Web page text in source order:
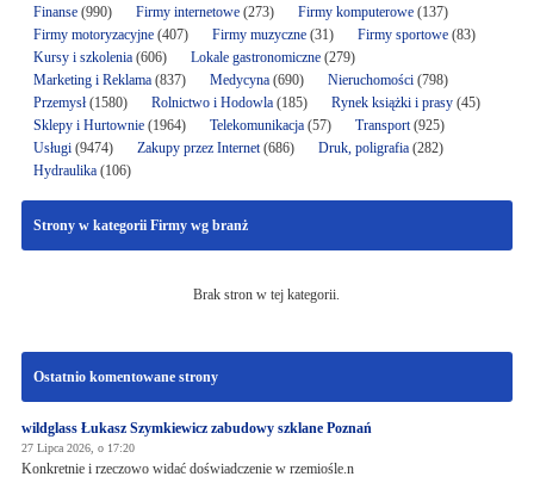
Finanse(990) Firmy internetowe (273) Firmy komputerowe(137)
Firmy motoryzacyjne(407) Firmy muzyczne(31) Firmy sportowe(83)
Kursy i szkolenia(606) Lokale gastronomiczne(279)
Marketing i Reklama(837) Medycyna(690) Nieruchomości(798)
Przemysł(1580) Rolnictwo i Hodowla(185) Rynek książki i prasy(45)
Sklepy i Hurtownie(1964) Telekomunikacja(57) Transport(925)
Usługi(9474) Zakupy przez Internet(686) Druk, poligrafia(282)
Hydraulika(106)
Strony w kategorii Firmy wg branż
Brak stron w tej kategorii.
Ostatnio komentowane strony
wildglass Łukasz Szymkiewicz zabudowy szklane Poznań
27 Lipca 2026, o 17:20
Konkretnie i rzeczowo widać doświadczenie w rzemiośle.n